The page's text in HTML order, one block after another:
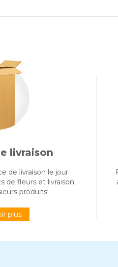
livraison
de livraison le jour
de fleurs et livraison
produits!
plus